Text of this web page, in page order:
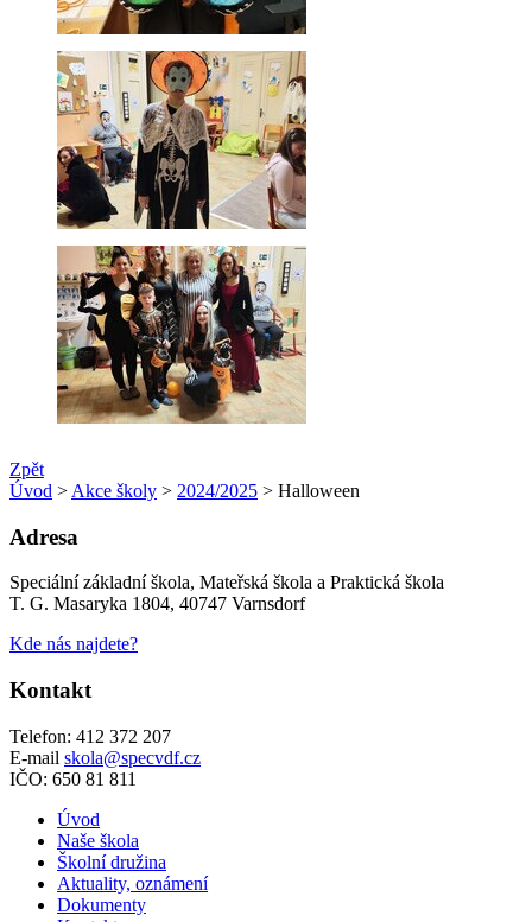
Zpět
Úvod > Akce školy > 2024/2025 > Halloween
Adresa
Speciální základní škola, Mateřská škola a Praktická škola
T. G. Masaryka 1804, 40747 Varnsdorf
Kde nás najdete?
Kontakt
Telefon: 412 372 207
E-mail skola@specvdf.cz
IČO: 650 81 811
Úvod
Naše škola
Školní družina
Aktuality, oznámení
Dokumenty